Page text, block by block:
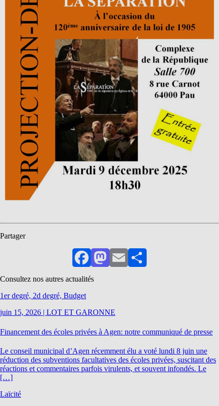
Partager
FacebookMastodon
EmailPartager
Consultez nos autres actualités
1er degré, 2d degré, Budget
juin 15, 2026
LOT ET GARONNE
Financement des écoles privées à Agen: notre communiqué de presse
Le conseil municipal d’Agen récemment élu a voté lundi 8 juin une
réduction des subventions facultatives des écoles privées, suscitant des
réactions et commentaires parfois virulents, et souvent infondés. Le
[…]
Laïcité